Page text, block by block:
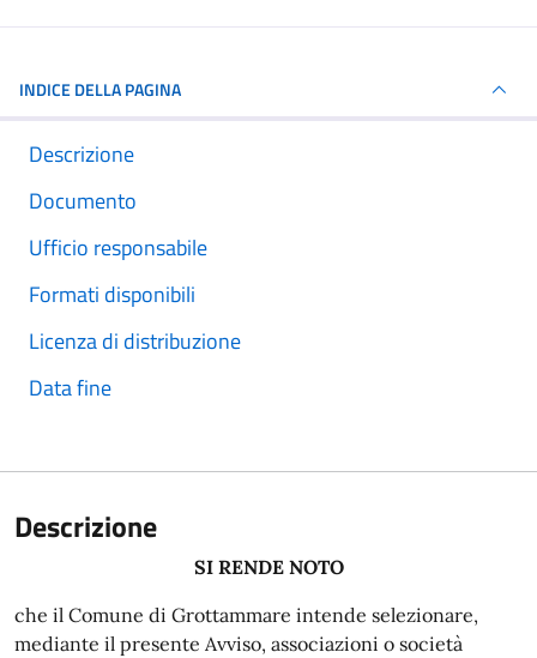
INDICE DELLA PAGINA
Descrizione
Documento
Ufficio responsabile
Formati disponibili
Licenza di distribuzione
Data fine
Descrizione
SI RENDE NOTO
che il Comune di Grottammare intende selezionare,
mediante il presente Avviso, associazioni o società